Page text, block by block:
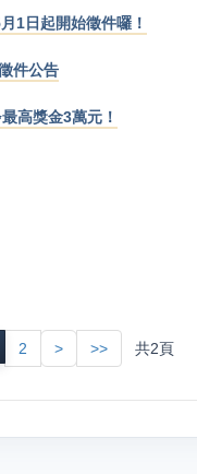
1日起開始徵件囉！
件公告
高獎金3萬元！
2 > >> 共2頁